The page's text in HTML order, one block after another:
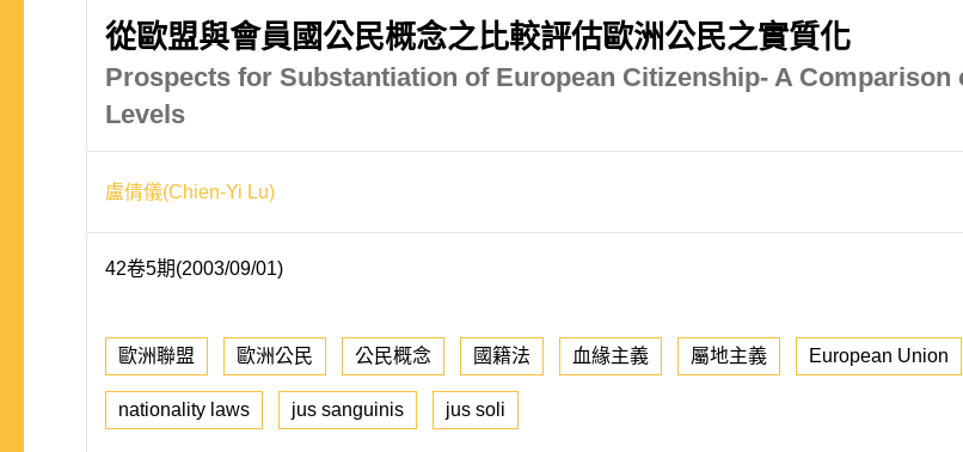
從歐盟與會員國公民概念之比較評估歐洲公民之實質化
Prospects for Substantiation of European Citizenship- A
Levels
盧倩儀(Chien-Yi Lu)
42卷5期(2003/09/01)
歐洲聯盟 歐洲公民 公民概念 國籍法 血緣主義 屬地主義 European Union
nationality laws jus sanguinis jus soli